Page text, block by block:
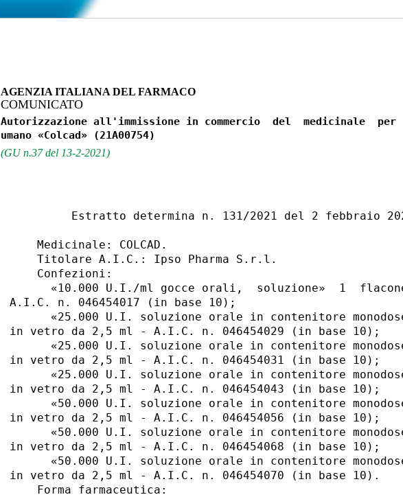
AGENZIA ITALIANA DEL FARMACO
COMUNICATO
Autorizzazione all'immissione in commercio  del  medicinale  per
(GU n.37 del 13-2-2021)
Estratto determina n. 131/2021 del 2 febbraio
    Medicinale: COLCAD.
    Titolare A.I.C.: Ipso Pharma S.r.l.
    Confezioni:
«10.000 U.I./ml gocce orali,  soluzione»  1
A.I.C. n. 046454017 (in base 10);
«25.000 U.I. soluzione orale in contenitore
in vetro da 2,5 ml - A.I.C. n. 046454029 (in base 10);
«25.000 U.I. soluzione orale in contenitore
in vetro da 2,5 ml - A.I.C. n. 046454031 (in base 10);
«25.000 U.I. soluzione orale in contenitore
in vetro da 2,5 ml - A.I.C. n. 046454043 (in base 10);
«50.000 U.I. soluzione orale in contenitore
in vetro da 2,5 ml - A.I.C. n. 046454056 (in base 10);
«50.000 U.I. soluzione orale in contenitore
in vetro da 2,5 ml - A.I.C. n. 046454068 (in base 10);
«50.000 U.I. soluzione orale in contenitore
in vetro da 2,5 ml - A.I.C. n. 046454070 (in base 10).
    Forma farmaceutica: